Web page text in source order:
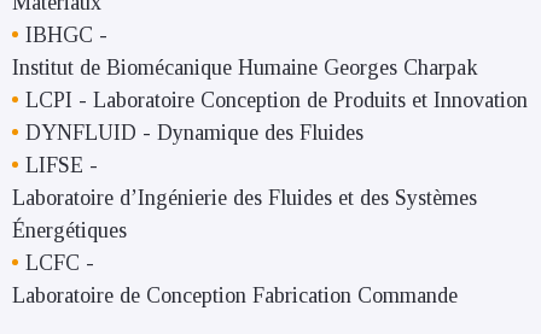
IBHGC -
Institut de Biomécanique Humaine Georges Charpak
LCPI - Laboratoire Conception de Produits et Innovation
DYNFLUID - Dynamique des Fluides
LIFSE -
Laboratoire d’Ingénierie des Fluides et des Systèmes
Énergétiques
LCFC -
Laboratoire de Conception Fabrication Commande